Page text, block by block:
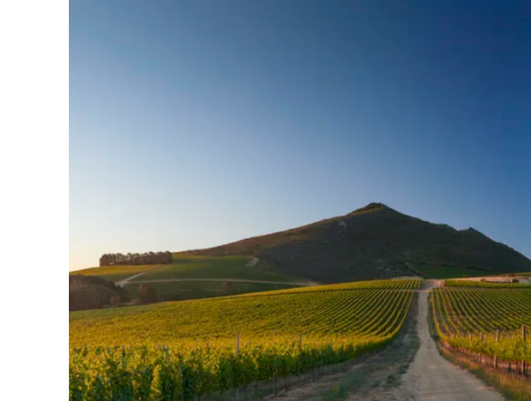
LAGERFÄHIGKEIT
ALLERGENE /
INHALTSSTOFFE
Sulfite
PRODUKTTYP Rotwein, Vorratspaket,vegan
INHALT (LITER) 4.5